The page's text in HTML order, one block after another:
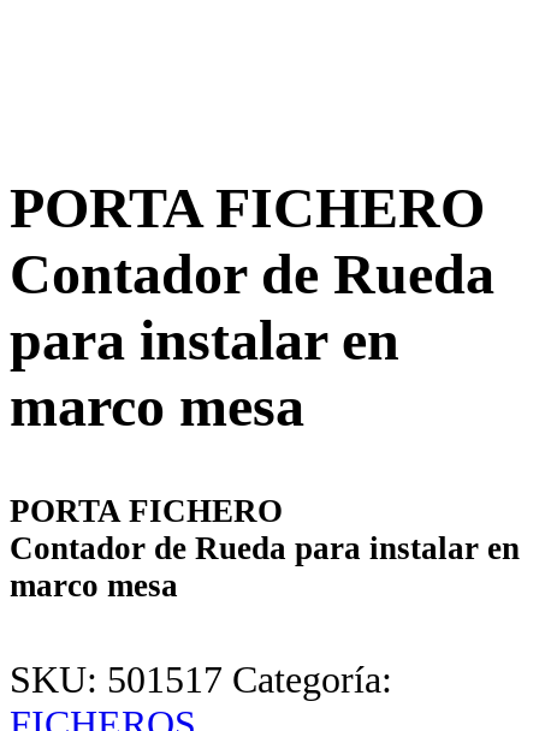
PORTA FICHERO
Contador de Rueda
para instalar en
marco mesa
PORTA FICHERO
Contador de Rueda para instalar en
marco mesa
SKU: 501517 Categoría: